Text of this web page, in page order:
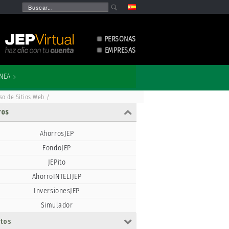
PERSONAS
EMPRESAS
de Sitios Web /
AhorrosJEP
FondoJEP
JEPito
AhorroINTELIJEP
InversionesJEP
Simulador